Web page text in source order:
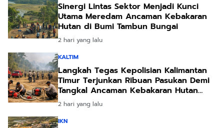
Sinergi Lintas Sektor Menjadi Kunci
Utama Meredam Ancaman Kebakaran
Hutan di Bumi Tambun Bungai
2 hari yang lalu
KALTIM
Langkah Tegas Kepolisian Kalimantan
Timur Terjunkan Ribuan Pasukan Demi
Tangkal Ancaman Kebakaran Hutan
Akibat Kemarau Ekstrem
2 hari yang lalu
IKN